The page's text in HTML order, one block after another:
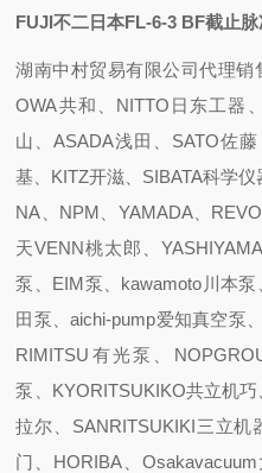
FUJI不二日本FL-6-3 BF截止
湖南中村贸易有限公司代理
OWA共和、NITTO日东工器
山、ASADA浅田、SATO佐
基、KITZ开滋、SIBATA科学
NA、NPM、YAMADA、
天VENN桃太郎、
泵、EIM泵、kawamoto川本
田泵、aichi-pump爱知真空泵
RIMITSU有光泵、
泵、KYORITSUKIKO共立机
拉尔、SANRITSUKIKI三立机
门、HORIBA、